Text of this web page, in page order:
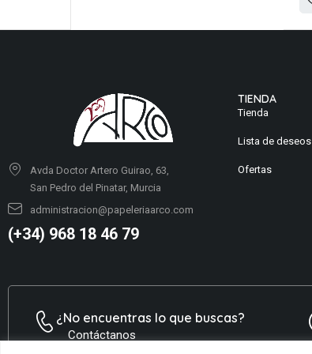
Avda Doctor Artero Guirao, 63,
San Pedro del Pinatar, Murcia
administracion@papeleriaarco.com
(+34) 968 18 46 79
TIENDA
Tienda
Lista de deseos
Ofertas
¿No encuentras lo que buscas?
Contáctanos